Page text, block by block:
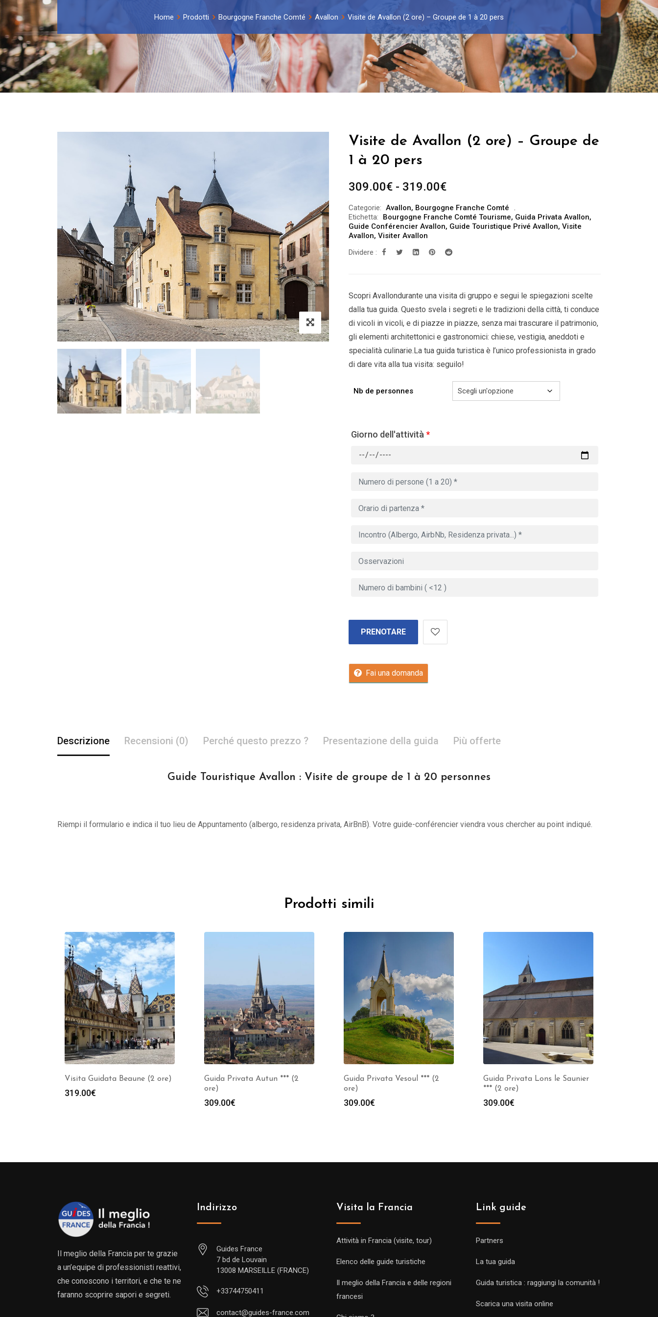
Home Prodotti Bourgogne Franche Comté Avallon Visite de Avallon (2 ore) – Groupe de 1 à 20 pers
Visite de Avallon (2 ore) – Groupe de
1 à 20 pers
309.00€ - 319.00€Fascia
prezzo:
da
a
Categorie: Avallon, Bourgogne Franche Comté
Etichetta:
Bourgogne Franche Comté Tourisme, Guida Privata Avallon,
Guide Conférencier Avallon, Guide Touristique Privé Avallon, Visite
Avallon, Visiter Avallon
Dividere :
Scopri Avallondurante una visita di gruppo e segui le spiegazioni scelte
dalla tua guida. Questo svela i segreti e le tradizioni della città, ti conduce
di vicoli in vicoli, e di piazze in piazze, senza mai trascurare il patrimonio,
gli elementi architettonici e gastronomici: chiese, vestigia, aneddoti e
specialità culinarie.La tua guida turistica è l’unico professionista in grado
di dare vita alla tua visita: seguilo!
Nb de personnes
Giorno dell'attività *
PRENOTARE
Fai una domanda
Descrizione Recensioni (0) Perché questo prezzo ? Presentazione della guida Più offerte
Guide Touristique Avallon : Visite de groupe de 1 à 20 personnes
Riempi il formulario e indica il tuo lieu de Appuntamento (albergo, residenza privata, AirBnB). Votre guide-conférencier viendra vous chercher au point indiqué.
Prodotti simili
Visita Guidata Beaune (2 ore)
319.00€
Guida Privata Autun *** (2
ore)
309.00€
Guida Privata Vesoul *** (2
ore)
309.00€
Guida Privata Lons le Saunier
*** (2 ore)
309.00€
Il meglio della Francia per te grazie
a un’equipe di professionisti reattivi,
che conoscono i territori, e che te ne
faranno scoprire sapori e segreti.
Indirizzo
Guides France
7 bd de Louvain
13008 MARSEILLE (FRANCE)
+33744750411
contact@guides-france.com
Visita la Francia
Attività in Francia (visite, tour)
Elenco delle guide turistiche
Il meglio della Francia e delle regioni
francesi
Link guide
Partners
La tua guida
Guida turistica : raggiungi la comunità !
Scarica una visita online